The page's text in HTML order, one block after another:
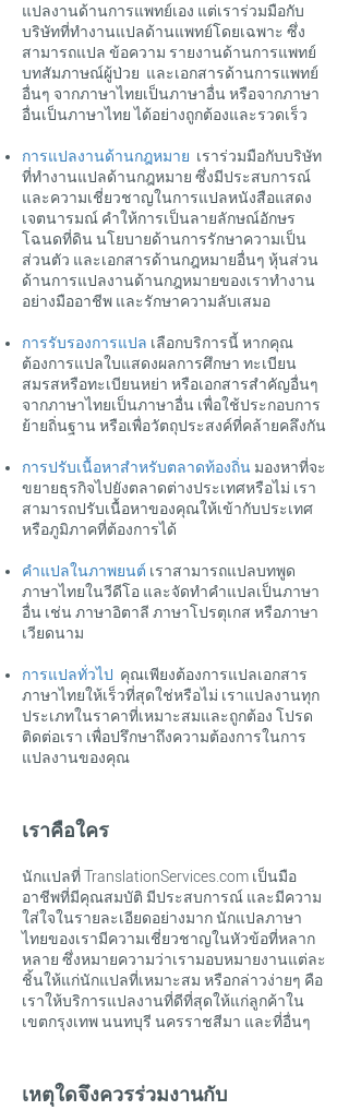
แปลงานด้านการแพทย์เอง แต่เราร่วมมือกับ
บริษัทที่ทำงานแปลด้านแพทย์โดยเฉพาะ ซึ่ง
สามารถแปล ข้อความ รายงานด้านการแพทย์
บทสัมภาษณ์ผู้ป่วย และเอกสารด้านการแพทย์
อื่นๆ จากภาษาไทยเป็นภาษาอื่น หรือจากภาษา
อื่นเป็นภาษาไทย ได้อย่างถูกต้องและรวดเร็ว
การแปลงานด้านกฎหมาย เราร่วมมือกับบริษัท
ที่ทำงานแปลด้านกฎหมาย ซึ่งมีประสบการณ์
และความเชี่ยวชาญในการแปลหนังสือแสดง
เจตนารมณ์ คำให้การเป็นลายลักษณ์อักษร
โฉนดที่ดิน นโยบายด้านการรักษาความเป็น
ส่วนตัว และเอกสารด้านกฎหมายอื่นๆ หุ้นส่วน
ด้านการแปลงานด้านกฎหมายของเราทำงาน
อย่างมืออาชีพ และรักษาความลับเสมอ
การรับรองการแปล เลือกบริการนี้ หากคุณ
ต้องการแปลใบแสดงผลการศึกษา ทะเบียน
สมรสหรือทะเบียนหย่า หรือเอกสารสำคัญอื่นๆ
จากภาษาไทยเป็นภาษาอื่น เพื่อใช้ประกอบการ
ย้ายถิ่นฐาน หรือเพื่อวัตถุประสงค์ที่คล้ายคลึงกัน
การปรับเนื้อหาสำหรับตลาดท้องถิ่น มองหาที่จะ
ขยายธุรกิจไปยังตลาดต่างประเทศหรือไม่ เรา
สามารถปรับเนื้อหาของคุณให้เข้ากับประเทศ
หรือภูมิภาคที่ต้องการได้
คำแปลในภาพยนต์ เราสามารถแปลบทพูด
ภาษาไทยในวีดีโอ และจัดทำคำแปลเป็นภาษา
อื่น เช่น ภาษาอิตาลี ภาษาโปรตุเกส หรือภาษา
เวียดนาม
การแปลทั่วไป คุณเพียงต้องการแปลเอกสาร
ภาษาไทยให้เร็วที่สุดใช่หรือไม่ เราแปลงานทุก
ประเภทในราคาที่เหมาะสมและถูกต้อง โปรด
ติดต่อเรา เพื่อปรึกษาถึงความต้องการในการ
แปลงานของคุณ
เราคือใคร
นักแปลที่ TranslationServices.com เป็นมือ
อาชีพที่มีคุณสมบัติ มีประสบการณ์ และมีความ
ใส่ใจในรายละเอียดอย่างมาก นักแปลภาษา
ไทยของเรามีความเชี่ยวชาญในหัวข้อที่หลาก
หลาย ซึ่งหมายความว่าเรามอบหมายงานแต่ละ
ชิ้นให้แก่นักแปลที่เหมาะสม หรือกล่าวง่ายๆ คือ
เราให้บริการแปลงานที่ดีที่สุดให้แก่ลูกค้าใน
เขตกรุงเทพ นนทบุรี นครราชสีมา และที่อื่นๆ
เหตุใดจึงควรร่วมงานกับ